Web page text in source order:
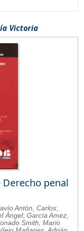
Victoria
penal
Antón, Carlos;
Ángel; García Amez,
Smith, Mario